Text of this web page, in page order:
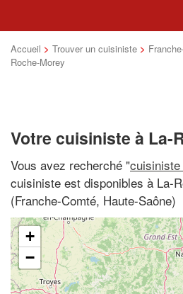
Accueil > Trouver un cuisiniste >
Roche-Morey
Votre cuisiniste à La-
Vous avez recherché "
cuisiniste est disponibles à La-
(Franche-Comté, Haute-Saône)
+
−